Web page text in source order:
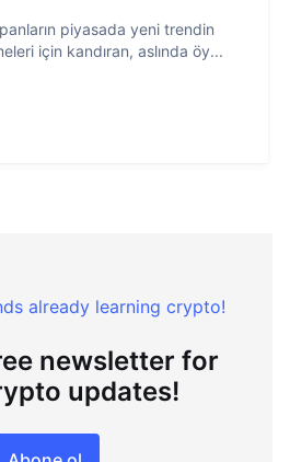
piyasada yeni trendin
için kandıran, aslında öy...
already learning crypto!
newsletter for
updates!